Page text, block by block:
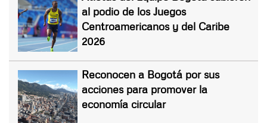
al podio de los Juegos
Centroamericanos y del Caribe
2026
Reconocen a Bogotá por sus
acciones para promover la
economía circular